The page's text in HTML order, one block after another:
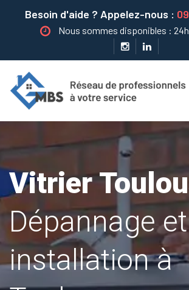
Besoin d'aide ? Appelez-nous :
Nous sommes disponibles :
Vitrier
Dépannage et
installation à